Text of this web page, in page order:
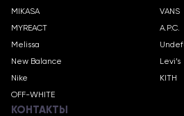
MIKASA
MYREACT
Melissa
New Balance
Nike
OFF-WHITE
VANS
A.P.C.
Levi’s
KITH
КОНТАКТЫ